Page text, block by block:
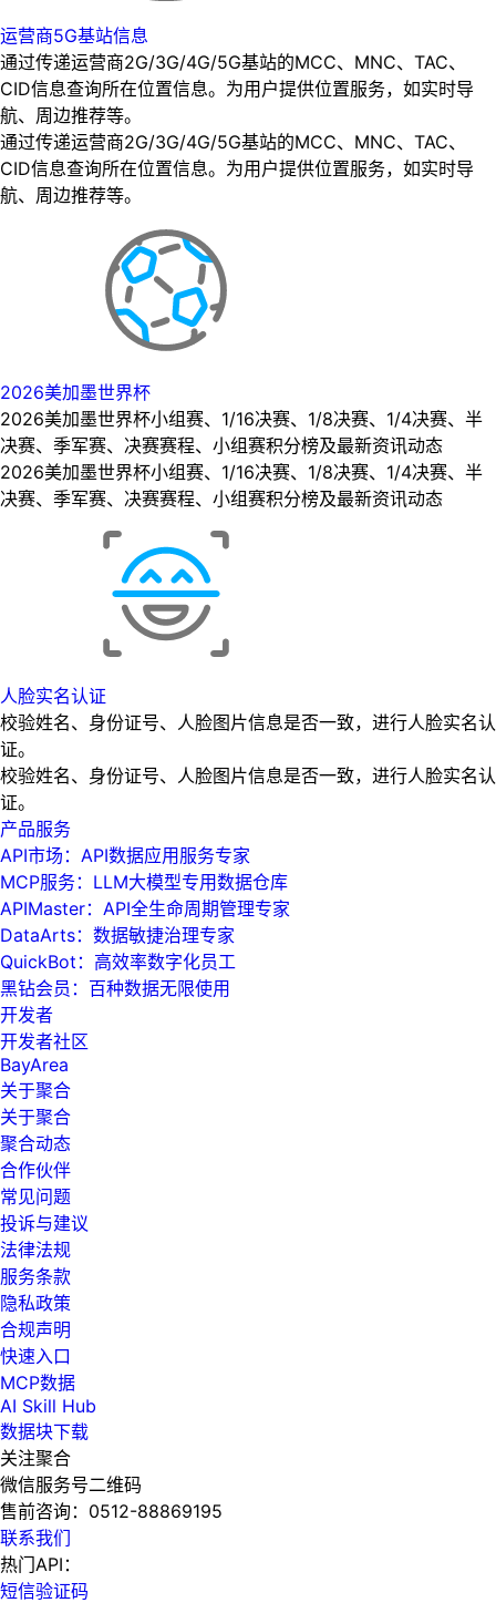
运营商5G基站信息
通过传递运营商2G/3G/4G/5G基站的MCC、MNC、TAC、
CID信息查询所在位置信息。为用户提供位置服务，如实时导
航、周边推荐等。
通过传递运营商2G/3G/4G/5G基站的MCC、MNC、TAC、
CID信息查询所在位置信息。为用户提供位置服务，如实时导
航、周边推荐等。
2026美加墨世界杯
2026美加墨世界杯小组赛、1/16决赛、1/8决赛、1/4决赛、半
决赛、季军赛、决赛赛程、小组赛积分榜及最新资讯动态
2026美加墨世界杯小组赛、1/16决赛、1/8决赛、1/4决赛、半
决赛、季军赛、决赛赛程、小组赛积分榜及最新资讯动态
人脸实名认证
校验姓名、身份证号、人脸图片信息是否一致，进行人脸实名认
证。
校验姓名、身份证号、人脸图片信息是否一致，进行人脸实名认
证。
产品服务
API市场：API数据应用服务专家
MCP服务：LLM大模型专用数据仓库
APIMaster：API全生命周期管理专家
DataArts：数据敏捷治理专家
QuickBot：高效率数字化员工
黑钻会员：百种数据无限使用
开发者
开发者社区
BayArea
关于聚合
关于聚合
聚合动态
合作伙伴
常见问题
投诉与建议
法律法规
服务条款
隐私政策
合规声明
快速入口
MCP数据
AI Skill Hub
数据块下载
关注聚合
微信服务号二维码
售前咨询： 0512-88869195
联系我们
热门API：
短信验证码